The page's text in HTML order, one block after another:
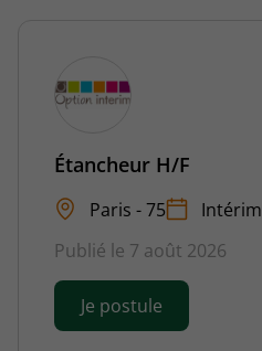
Étancheur H/F
Paris - 75 Intérim
Publié le 7 août 2026
Je postule